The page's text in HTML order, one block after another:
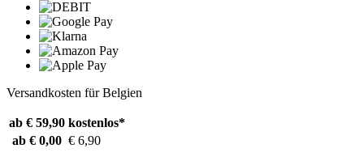
Versandkosten für Belgien
ab € 59,90 kostenlos*
ab € 0,00 € 6,90